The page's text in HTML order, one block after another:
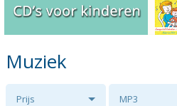
Muziek
Prijs MP3